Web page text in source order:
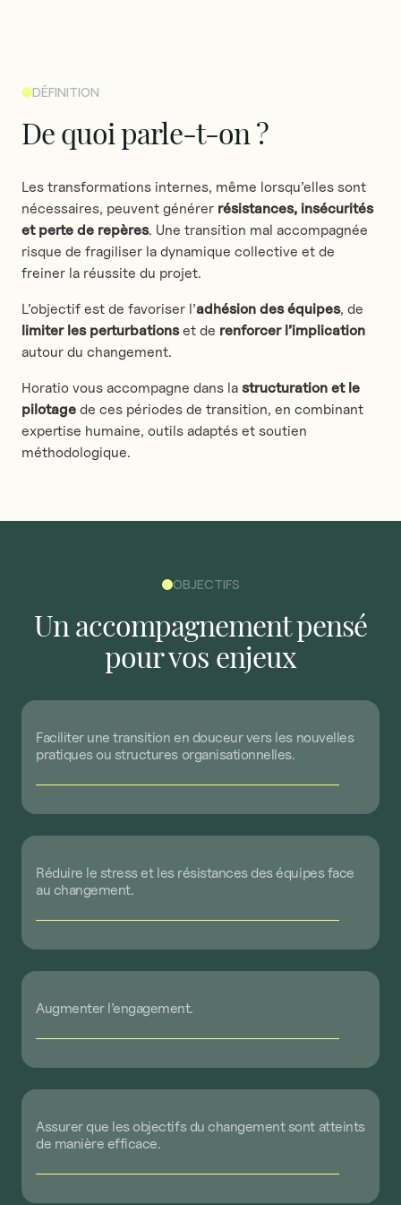
DÉFINITION
Dequoiparle-t-on ?
Les transformations internes, même lorsqu’elles sont
nécessaires, peuvent générer résistances, insécurités
et perte de repères. Une transition mal accompagnée
risque de fragiliser la dynamique collective et de
freiner la réussite du projet.
L’objectif est de favoriser l’adhésion des équipes, de
limiter les perturbationset de renforcer l’implication
autour du changement.
Horatio vous accompagne dans la structuration et le
pilotage de ces périodes de transition, en combinant
expertise humaine, outils adaptés et soutien
méthodologique.
OBJECTIFS
Un accompagnementpensé
pourvos enjeux
Faciliter une transition en douceurvers les nouvelles
pratiques ou structures organisationnelles.
Réduire le stresset les résistancesdeséquipes face
au changement.
Augmenter l’engagement.
Assurerque les objectifs du changementsont atteints
de manière efficace.